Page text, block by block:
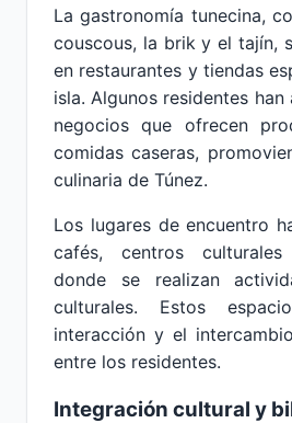
La gastronomía tunecina,
couscous, la brik y el tajín,
en restaurantes y tiendas
isla. Algunos residentes
negocios que ofrecen
comidas caseras,
culinaria de Túnez.
Los lugares de encuentro
cafés, centros
donde se realizan
culturales. Estos
interacción y el
entre los residentes.
Integración cultural y